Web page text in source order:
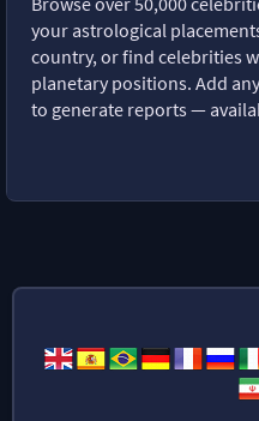
your astrological
country, or find celebrities
planetary positions. Add
to generate reports —